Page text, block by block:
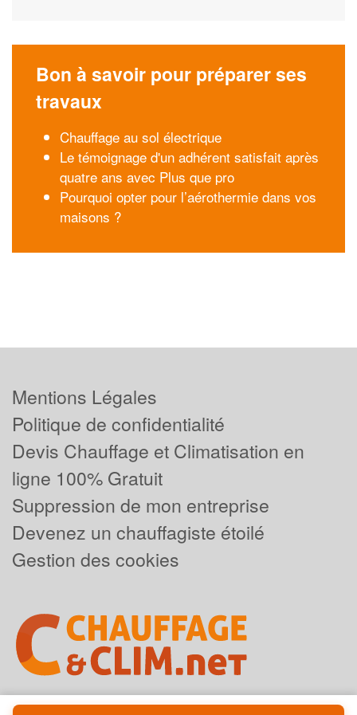
Bon à savoir pour préparer ses
travaux
Chauffage au sol électrique
Le témoignage d'un adhérent satisfait après
quatre ans avec Plus que pro
Pourquoi opter pour l’aérothermie dans vos
maisons ?
Mentions Légales
Politique de confidentialité
Devis Chauffage et Climatisation en
ligne 100% Gratuit
Suppression de mon entreprise
Devenez un chauffagiste étoilé
Gestion des cookies